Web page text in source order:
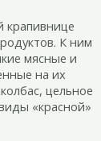
крапивнице
К ним
мясные и
на их
цельное
«красной»